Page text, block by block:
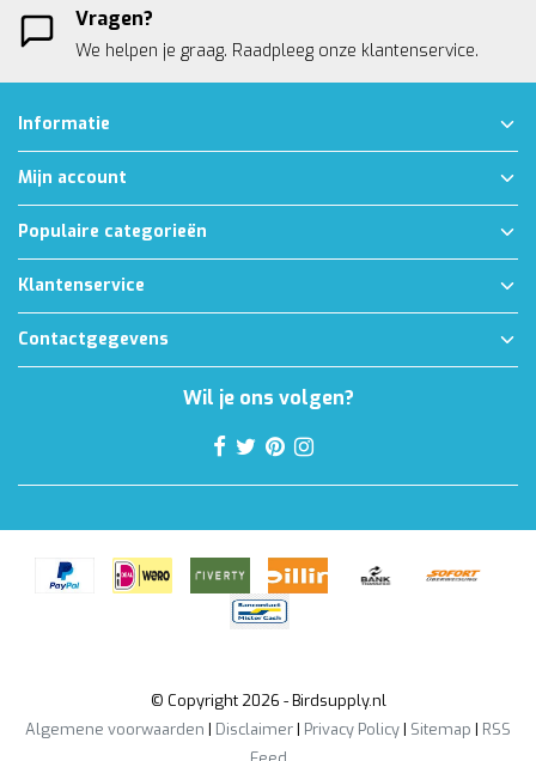
Vragen?
We helpen je graag. Raadpleeg onze klantenservice.
Informatie
Mijn account
Populaire categorieën
Klantenservice
Contactgegevens
Wil je ons volgen?
© Copyright 2026 - Birdsupply.nl
Algemene voorwaarden | Disclaimer| Privacy Policy| Sitemap | RSS